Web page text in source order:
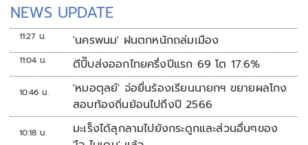
NEWS UPDATE
11:27 น. 'นครพนม' ฝนตกหนักถล่มเมือง
11:04 น. ตีปี๊บส่งออกไทยครึ่งปีแรก 69 โต 17.6%
10:46 น.
'หมอตุลย์' จ่อยื่นร้องเรียนนายกฯ ขยายผลโกง
สอบท้องถิ่นย้อนไปถึงปี 2566
10:18 น.
มะเร็งได้ลุกลามไปยังกระดูกและส่วนอื่นๆของ